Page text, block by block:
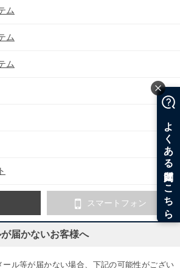
ム
ム
ム
スマートフォン
届かないお客様へ
ール等が届かない場合、下記の可能性がござい